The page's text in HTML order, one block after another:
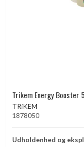
Trikem Energy Booster
TRiKEM
1878050
Udholdenhed og